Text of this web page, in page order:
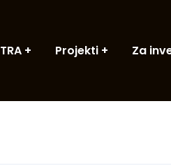
TRA Projekti Za